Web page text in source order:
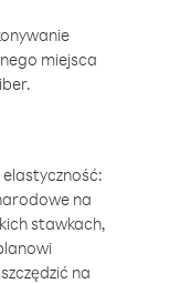
miejsca
na
stawkach,
na